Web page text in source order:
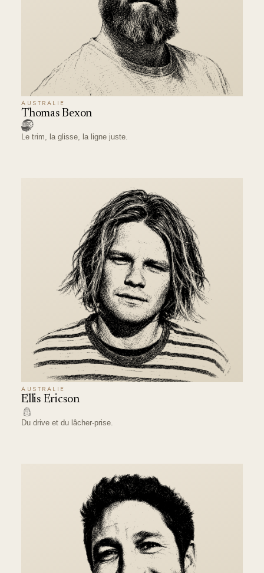
AUSTRALIE
Thomas Bexon
Le trim, la glisse, la ligne juste.
AUSTRALIE
Ellis Ericson
Du drive et du lâcher-prise.